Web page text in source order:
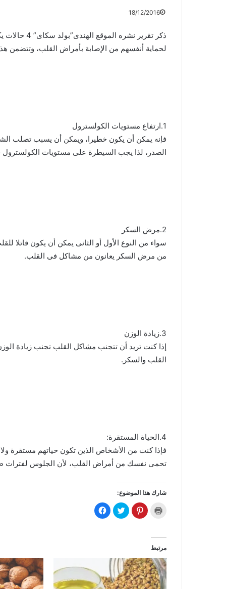
18/12/2016
ذكر تقرير
لحماية أنفسهم من الإصابة بأمراض القلب، وتتضمن
1.ارتفاع مستويات الكولسترول
فإنه يمكن أن يكون خطيرا، ويمكن أن يسبب تصلب
الصدر، لذا يجب السيطرة على مستويات
2.مرض السكر
من مرض السكر يعانون من مشاكل فى القلب.
3.زيادة الوزن
إذا كنت تريد أن تتجنب مشاكل القلب تجنب زيادة
القلب والسكر.
4.الحياة المستقرة:
فإذا كنت من الأشخاص الذين تكون حياتهم مستقرة
تحمى نفسك من أمراض القلب، لأن الجلوس لفترات
شارك هذا الموضوع:
ل
ط
ب
ا
ع
ة
(
ف
ض
ا
ر
ك
ة
ع
ض
ا
ر
ة
ع
ن
ك
ة
ع
مرتبط